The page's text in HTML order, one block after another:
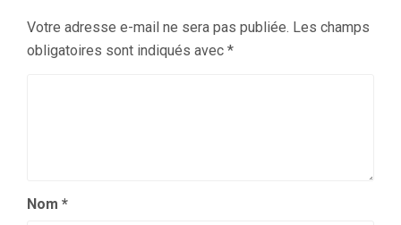
Votre adresse e-mail ne sera pas publiée. Les champs
obligatoires sont indiqués avec *
Nom *